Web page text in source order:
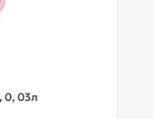
0, 03л